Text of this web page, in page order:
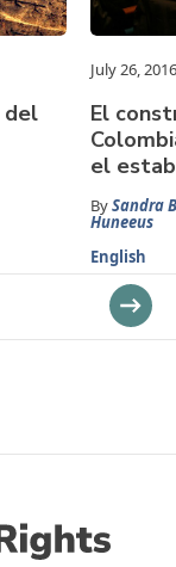
del
July 26, 2016
El
el
BySandra
Huneeus
English